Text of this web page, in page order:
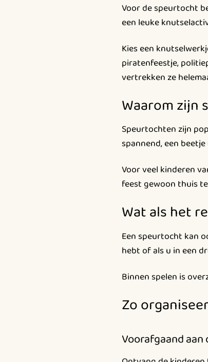
Voor de speurtocht
een leuke
Kies een
piratenfeestje,
vertrekken ze
Waarom zijn
Speurtochten zijn
spannend, een
Voor veel kinderen
feest gewoon thuis
Wat als het
Een speurtocht kan
hebt of als u in een
Binnen spelen is
Zo
Voorafgaand